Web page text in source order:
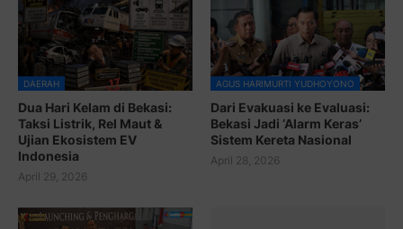
DAERAH
Dua Hari Kelam di Bekasi:
Taksi Listrik, Rel Maut &
Ujian Ekosistem EV
Indonesia
April 29, 2026
AGUS HARIMURTI YUDHOYONO
Dari Evakuasi ke Evaluasi:
Bekasi Jadi ‘Alarm Keras’
Sistem Kereta Nasional
April 28, 2026